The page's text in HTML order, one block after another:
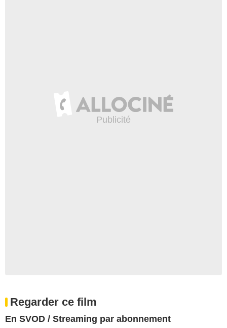
Regarder ce film
En SVOD / Streaming par abonnement